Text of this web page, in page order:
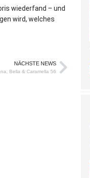
wiederfand – und
wird, welches
NÄCHSTE NEWS
Bella & Caramella 56